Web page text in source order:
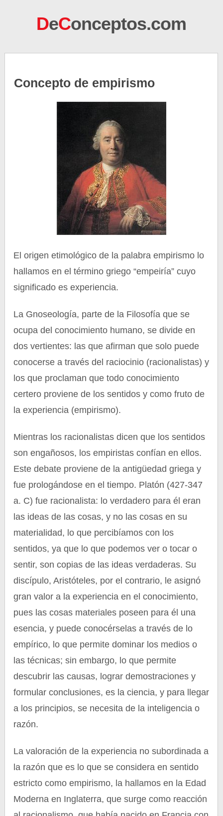
DeConceptos.com
Concepto de empirismo
El origen etimológico de la palabra empirismo lo
hallamos en el término griego “empeiría” cuyo
significado es experiencia.
La Gnoseología, parte de la Filosofía que se
ocupa del conocimiento humano, se divide en
dos vertientes: las que afirman que solo puede
conocerse a través del raciocinio (racionalistas) y
los que proclaman que todo conocimiento
certero proviene de los sentidos y como fruto de
la experiencia (empirismo).
Mientras los racionalistas dicen que los sentidos
son engañosos, los empiristas confían en ellos.
Este debate proviene de la antigüedad griega y
fue prologándose en el tiempo. Platón (427-347
a. C) fue racionalista: lo verdadero para él eran
las ideas de las cosas, y no las cosas en su
materialidad, lo que percibíamos con los
sentidos, ya que lo que podemos ver o tocar o
sentir, son copias de las ideas verdaderas. Su
discípulo, Aristóteles, por el contrario, le asignó
gran valor a la experiencia en el conocimiento,
pues las cosas materiales poseen para él una
esencia, y puede conocérselas a través de lo
empírico, lo que permite dominar los medios o
las técnicas; sin embargo, lo que permite
descubrir las causas, lograr demostraciones y
formular conclusiones, es la ciencia, y para llegar
a los principios, se necesita de la inteligencia o
razón.
La valoración de la experiencia no subordinada a
la razón que es lo que se considera en sentido
estricto como empirismo, la hallamos en la Edad
Moderna en Inglaterra, que surge como reacción